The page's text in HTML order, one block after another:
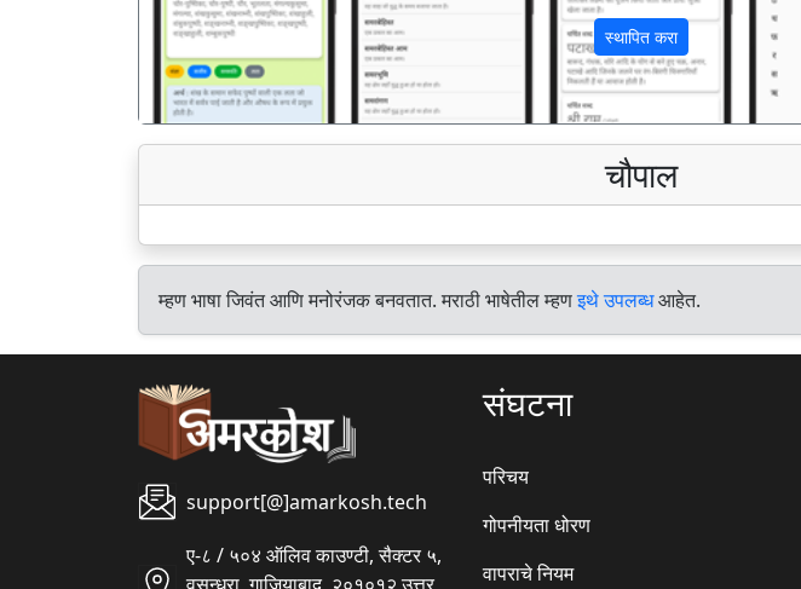
स्थापित करा
चौपाल
म्हण भाषा जिवंत आणि मनोरंजक बनवतात. मराठी भाषेतील म्हणइथे उपलब्धआहेत.
support[@]amarkosh.tech
ए-८ / ५०४ ऑलिव काउण्टी, सैक्टर ५,
संघटना
परिचय
गोपनीयता धोरण
वापराचे नियम